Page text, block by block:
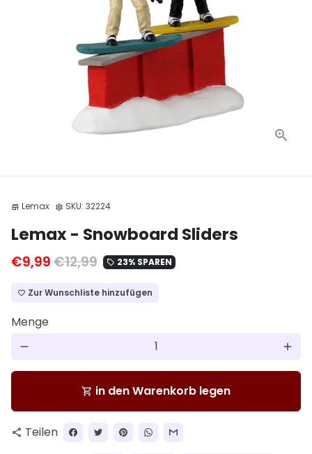
store Lemax settings SKU: 32224
Lemax - Snowboard Sliders
€9,99€12,99 local_offer 23% SPAREN
favorite_border Zur Wunschliste hinzufügen
Menge
remove add
shopping_cart in den Warenkorb legen
share Teilen